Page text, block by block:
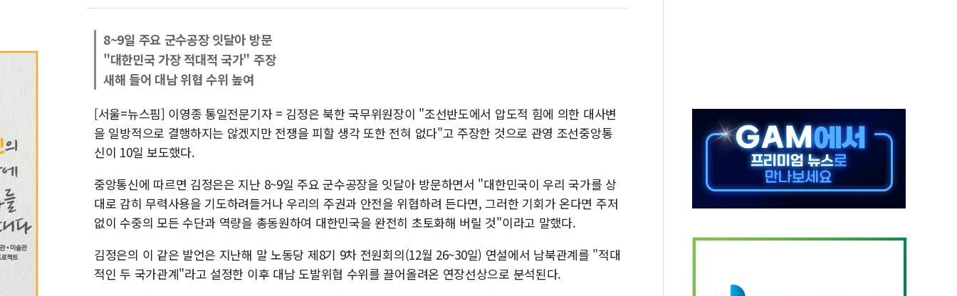
[속보] 민주, 강원 경선 결과 발표...김민석 50.30% 정청래 41.94% 송영길 7.76%
병무청, 보충역 전면 손질… 예술·체육요원 최대 33% 감축
홈플러스發 대형마트 판매, 역대 최대폭 감소한 9.4%↓…유통업계 양극화 심화
윤준병·이해민 의원, '정부 특사'로 콜롬비아 대통령 취임식 참석
'호우·산사태 주의보' 울진 시간당 30mm 강한 비...호우 피해 없어
여야, 황희 '버스 하우스' 공방…野 "청년 우롱 기괴" vs 與 "송구한 해프닝"
8~9일 주요 군수공장 잇달아 방문
"대한민국 가장 적대적 국가" 주장
새해 들어 대남 위협 수위 높여
[서울=뉴스핌] 이영종 통일전문기자 = 김정은 북한 국무위원장이 "조선반도에서 압도적 힘에 의한 대사변
을 일방적으로 결행하지는 않겠지만 전쟁을 피할 생각 또한 전혀 없다"고 주장한 것으로 관영 조선중앙통
신이 10일 보도했다.
중앙통신에 따르면 김정은은 지난 8~9일 주요 군수공장을 잇달아 방문하면서 "대한민국이 우리 국가를 상
대로 감히 무력사용을 기도하려들거나 우리의 주권과 안전을 위협하려 든다면, 그러한 기회가 온다면 주저
없이 수중의 모든 수단과 역량을 총동원하여 대한민국을 완전히 초토화해 버릴 것"이라고 말했다.
김정은의 이 같은 발언은 지난해 말 노동당 제8기 9차 전원회의(12월 26~30일) 연설에서 남북관계를 "적대
적인 두 국가관계"라고 설정한 이후 대남 도발위협 수위를 끌어올려온 연장선상으로 분석된다.